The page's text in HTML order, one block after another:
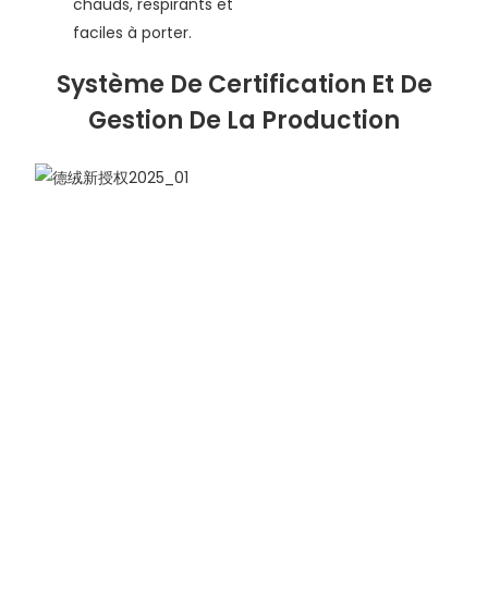
chauds, respirants et
faciles à porter.
Système De Certification Et De
Gestion De La Production